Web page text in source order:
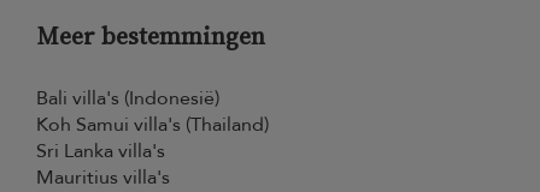
Meer bestemmingen
Bali villa's (Indonesië)
Koh Samui villa's (Thailand)
Sri Lanka villa's
Mauritius villa's